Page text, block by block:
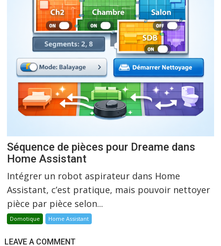
Séquence de pièces pour Dreame dans
Home Assistant
Intégrer un robot aspirateur dans Home
Assistant, c’est pratique, mais pouvoir nettoyer
pièce par pièce selon...
Domotique Home Assistant
LEAVE A COMMENT